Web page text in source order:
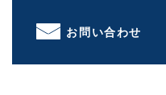
お問い合わせ